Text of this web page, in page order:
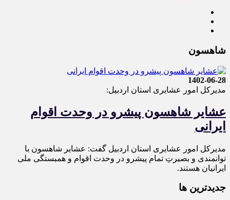
شاهسون
1402-06-28
مدیرکل امور عشایری استان اردبیل:
عشایر شاهسون پیشرو در وحدت اقوام
ایرانی
مدیرکل امور عشایری استان اردبیل گفت: عشایر شاهسون با
توانمندی و بصیرتِ تمام پیشرو در وحدت اقوام و همبستگی ملی
ایرانیان هستند.
جديدترين ها